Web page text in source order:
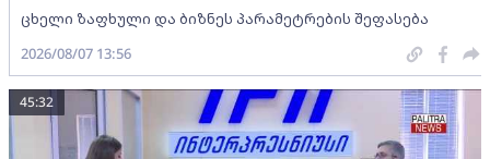
ცხელი ზაფხული და ბიზნეს პარამეტრების შეფასება
2026/08/07 13:56
45:32